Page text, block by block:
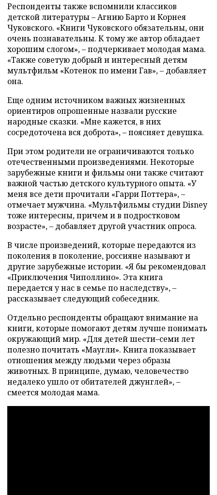
Респонденты также вспомнили классиков
детской литературы – Агнию Барто и Корнея
Чуковского. «Книги Чуковского обязательны, они
очень познавательны. К тому же автор обладает
хорошим слогом», – подчеркивает молодая мама.
«Также советую добрый и интересный детям
мультфильм «Котенок по имени Гав», – добавляет
она.
Еще одним источником важных жизненных
ориентиров опрошенные назвали русские
народные сказки. «Мне кажется, в них
сосредоточена вся доброта», – поясняет девушка.
При этом родители не ограничиваются только
отечественными произведениями. Некоторые
зарубежные книги и фильмы они также считают
важной частью детского культурного опыта. «У
меня все дети прочитали «Гарри Поттера», –
отмечает мужчина. «Мультфильмы студии Disney
тоже интересны, причем и в подростковом
возрасте», – добавляет другой участник опроса.
В числе произведений, которые передаются из
поколения в поколение, россияне называют и
другие зарубежные истории. «Я бы рекомендовал
«Приключения Чиполлино». Эта книга
передается у нас в семье по наследству», –
рассказывает следующий собеседник.
Отдельно респонденты обращают внимание на
книги, которые помогают детям лучше понимать
окружающий мир. «Для детей шести–семи лет
полезно почитать «Маугли». Книга показывает
отношения между людьми через образы
животных. В принципе, думаю, человечество
недалеко ушло от обитателей джунглей», –
смеется молодая мама.